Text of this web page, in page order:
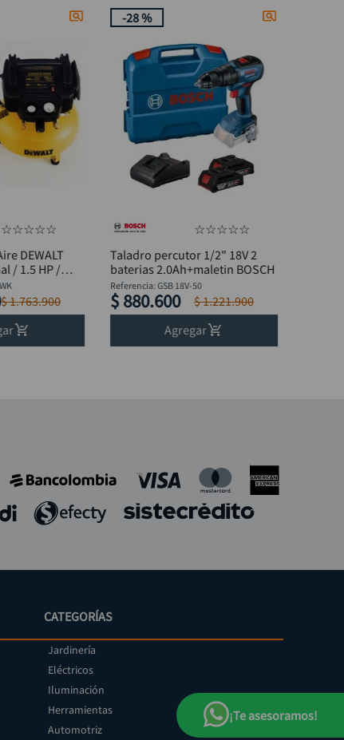
☆☆☆☆☆
DEWALT
/ 1.5 HP /
$1.763.900
-28 %
☆☆☆☆☆
Taladro percutor 1/2" 18V 2
baterias 2.0Ah+maletin BOSCH
Referencia:GSB 18V-50
$ 880.600 $1.221.900
Agregar
CATEGORÍAS
Jardinería
Eléctricos
Iluminación
Herramientas
Automotriz
¡Te asesoramos!